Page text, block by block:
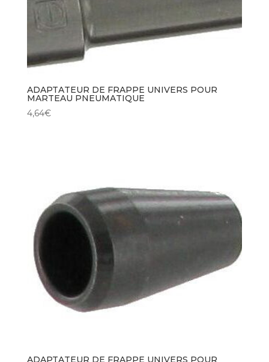
ADAPTATEUR DE FRAPPE UNIVERS POUR
MARTEAU PNEUMATIQUE
4,64€
ADAPTATEUR DE FRAPPE UNIVERS POUR